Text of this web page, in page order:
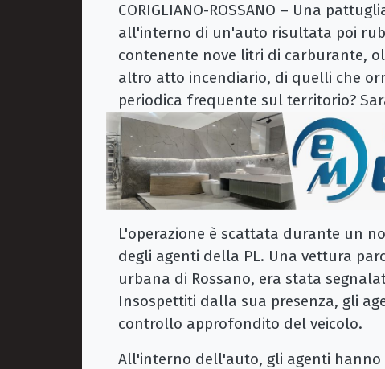
CORIGLIANO-ROSSANO – Una
all'interno di un'auto risultata poi
contenente nove litri di carburante,
altro atto incendiario, di quelli che
periodica frequente sul territorio?
L'operazione è scattata durante un
degli agenti della PL. Una vettura
urbana di Rossano, era stata
Insospettiti dalla sua presenza, gli
controllo approfondito del veicolo.
All'interno dell'auto, gli agenti